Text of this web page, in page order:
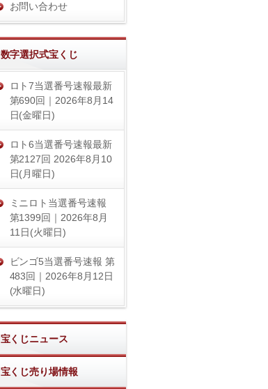
お問い合わせ
数字選択式宝くじ
ロト7当選番号速報最新
第690回｜2026年8月14
日(金曜日)
ロト6当選番号速報最新
第2127回 2026年8月10
日(月曜日)
ミニロト当選番号速報
第1399回｜2026年8月
11日(火曜日)
ビンゴ5当選番号速報 第
483回｜2026年8月12日
(水曜日)
宝くじニュース
宝くじ売り場情報